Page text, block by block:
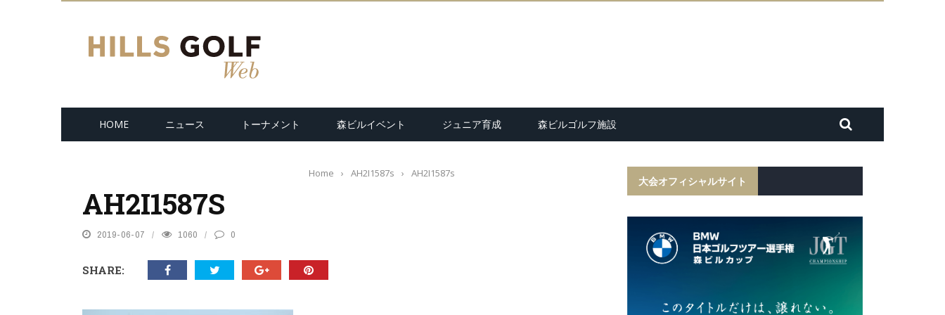
HOME ニュース トーナメント 森ビルイベント ジュニア育成 森ビルゴルフ施設
Home › AH2I1587s › AH2I1587s
AH2I1587S
2019-06-07 1060 0
SHARE:
大会オフィシャルサイト